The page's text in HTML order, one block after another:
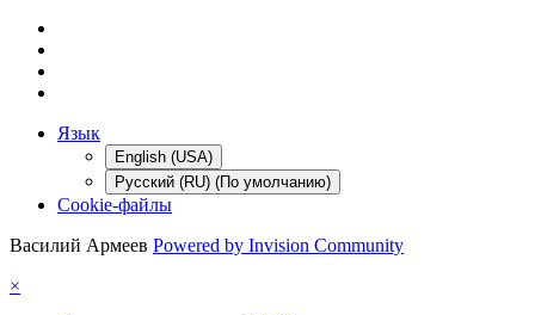
Язык
English (USA)
Русский (RU) (По умолчанию)
Cookie-файлы
Василий Армеев Powered by Invision Community
×